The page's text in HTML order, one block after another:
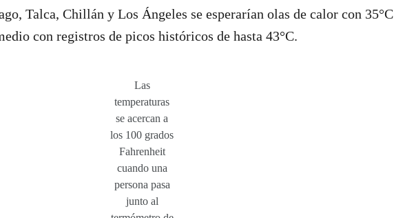
Talca, Chillán y Los Ángeles se esperarían olas de calor con 35°C
con registros de picos históricos de hasta 43°C.
Las
temperaturas
se acercan a
los 100 grados
Fahrenheit
cuando una
persona pasa
junto al